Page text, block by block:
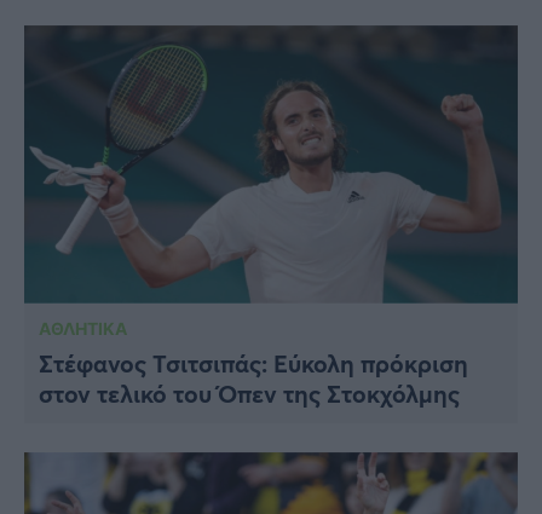
ΑΘΛΗΤΙΚΑ
Στέφανος Τσιτσιπάς: Εύκολη πρόκριση
στον τελικό του Όπεν της Στοκχόλμης